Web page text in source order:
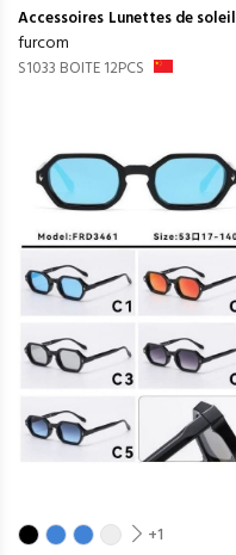
Accessoires Lunettes de soleil
furcom
S1033 BOITE 12PCS
+1